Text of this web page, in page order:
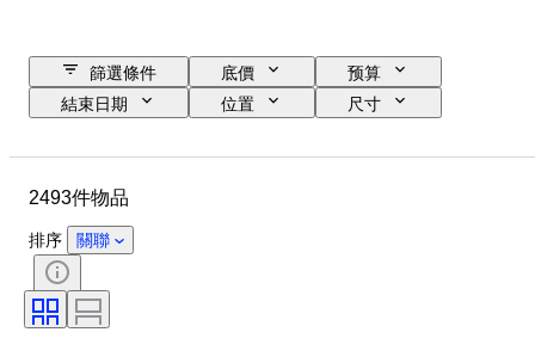
篩選條件 底價
预算
結束日期
位置
尺寸
時期
細度
服裝尺碼
圖案
Size
2493件物品
排序 關聯